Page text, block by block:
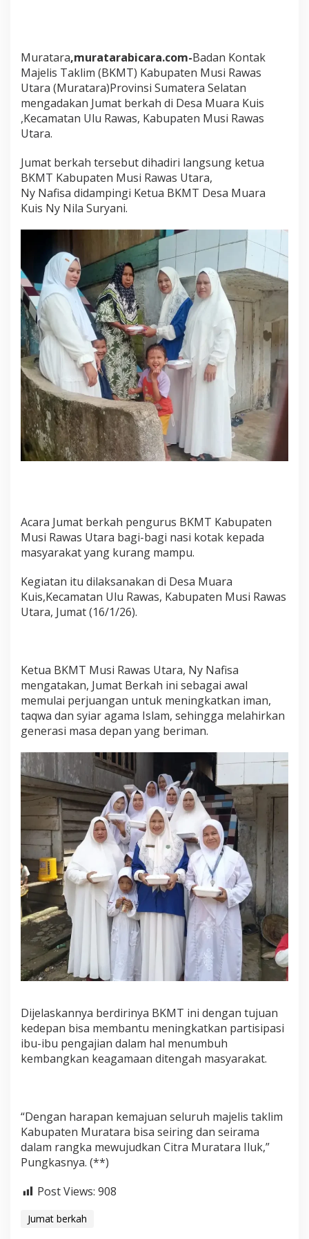
m
a
t
b
e
r
d
i
d
e
a
u
a
r
a
k
u
i
s
Muratara,muratarabicara.com-Badan Kontak
Majelis Taklim (BKMT) Kabupaten Musi Rawas
Utara (Muratara)Provinsi Sumatera Selatan
mengadakan Jumat berkah di Desa Muara Kuis
,Kecamatan Ulu Rawas, Kabupaten Musi Rawas
Utara.
Jumat berkah tersebut dihadiri langsung ketua
BKMT Kabupaten Musi Rawas Utara,
Ny Nafisa didampingi Ketua BKMT Desa Muara
Kuis Ny Nila Suryani.
Acara Jumat berkah pengurus BKMT Kabupaten
Musi Rawas Utara bagi-bagi nasi kotak kepada
masyarakat yang kurang mampu.
Kegiatan itu dilaksanakan di Desa Muara
Kuis,Kecamatan Ulu Rawas, Kabupaten Musi Rawas
Utara, Jumat (16/1/26).
Ketua BKMT Musi Rawas Utara, Ny Nafisa
mengatakan, Jumat Berkah ini sebagai awal
memulai perjuangan untuk meningkatkan iman,
taqwa dan syiar agama Islam, sehingga melahirkan
generasi masa depan yang beriman.
Dijelaskannya berdirinya BKMT ini dengan tujuan
kedepan bisa membantu meningkatkan partisipasi
ibu-ibu pengajian dalam hal menumbuh
kembangkan keagamaan ditengah masyarakat.
“Dengan harapan kemajuan seluruh majelis taklim
Kabupaten Muratara bisa seiring dan seirama
dalam rangka mewujudkan Citra Muratara Iluk,”
Pungkasnya. (**)
Post Views: 908
Jumat berkah